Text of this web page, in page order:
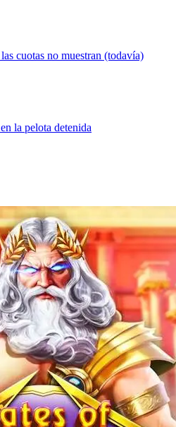
cuotas no muestran (todavía)
la pelota detenida